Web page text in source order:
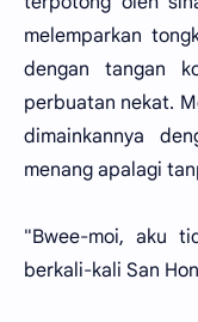
melemparkan
dengan tangan
perbuatan nekat.
dimainkannya
menang apalagi
"Bwee-moi, aku
berkali-kali San